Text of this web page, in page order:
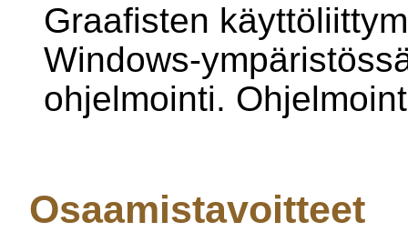
Graafisten
Windows-
ohjelmointi.
Osaamistavoitteet